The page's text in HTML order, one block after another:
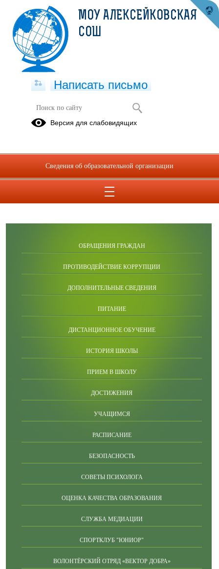
Вакансии
ОБРАЩЕНИЯ ГРАЖДАН
ПРОТИВОДЕЙСТВИЕ КОРРУПЦИИ
ДОПОЛНИТЕЛЬНЫЕ СВЕДЕНИЯ
ПИТАНИЕ
ДИСТАНЦИОННОЕ ОБУЧЕНИЕ
ИСТОРИЯ ШКОЛЫ
ПРИЕМ В ШКОЛУ
ДОСТИЖЕНИЯ
УЧАЩИМСЯ
РАСПИСАНИЕ
БЕЗОПАСНОСТЬ
СОВЕТЫ ПСИХОЛОГА
ОЦЕНКА КАЧЕСТВА ОБРАЗОВАНИЯ
СЛУЖБА МЕДИАЦИИ
СПОРТКЛУБ "ЮНИОР"
ВОЛОНТЁРСКИЙ ОТРЯД «ВЕКТОР ДОБРА»
МОУ АЛЕКСЕЙКОВСКАЯ
СОШ
Написать письмо
Версия для слабовидящих
Сведения об образовательной организации